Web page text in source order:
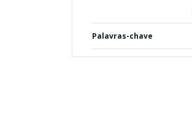
Palavras-chave